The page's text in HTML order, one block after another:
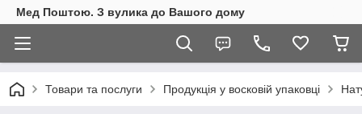
Мед Поштою. З вулика до Вашого дому
Товари та послуги Продукція у восковій упаковці